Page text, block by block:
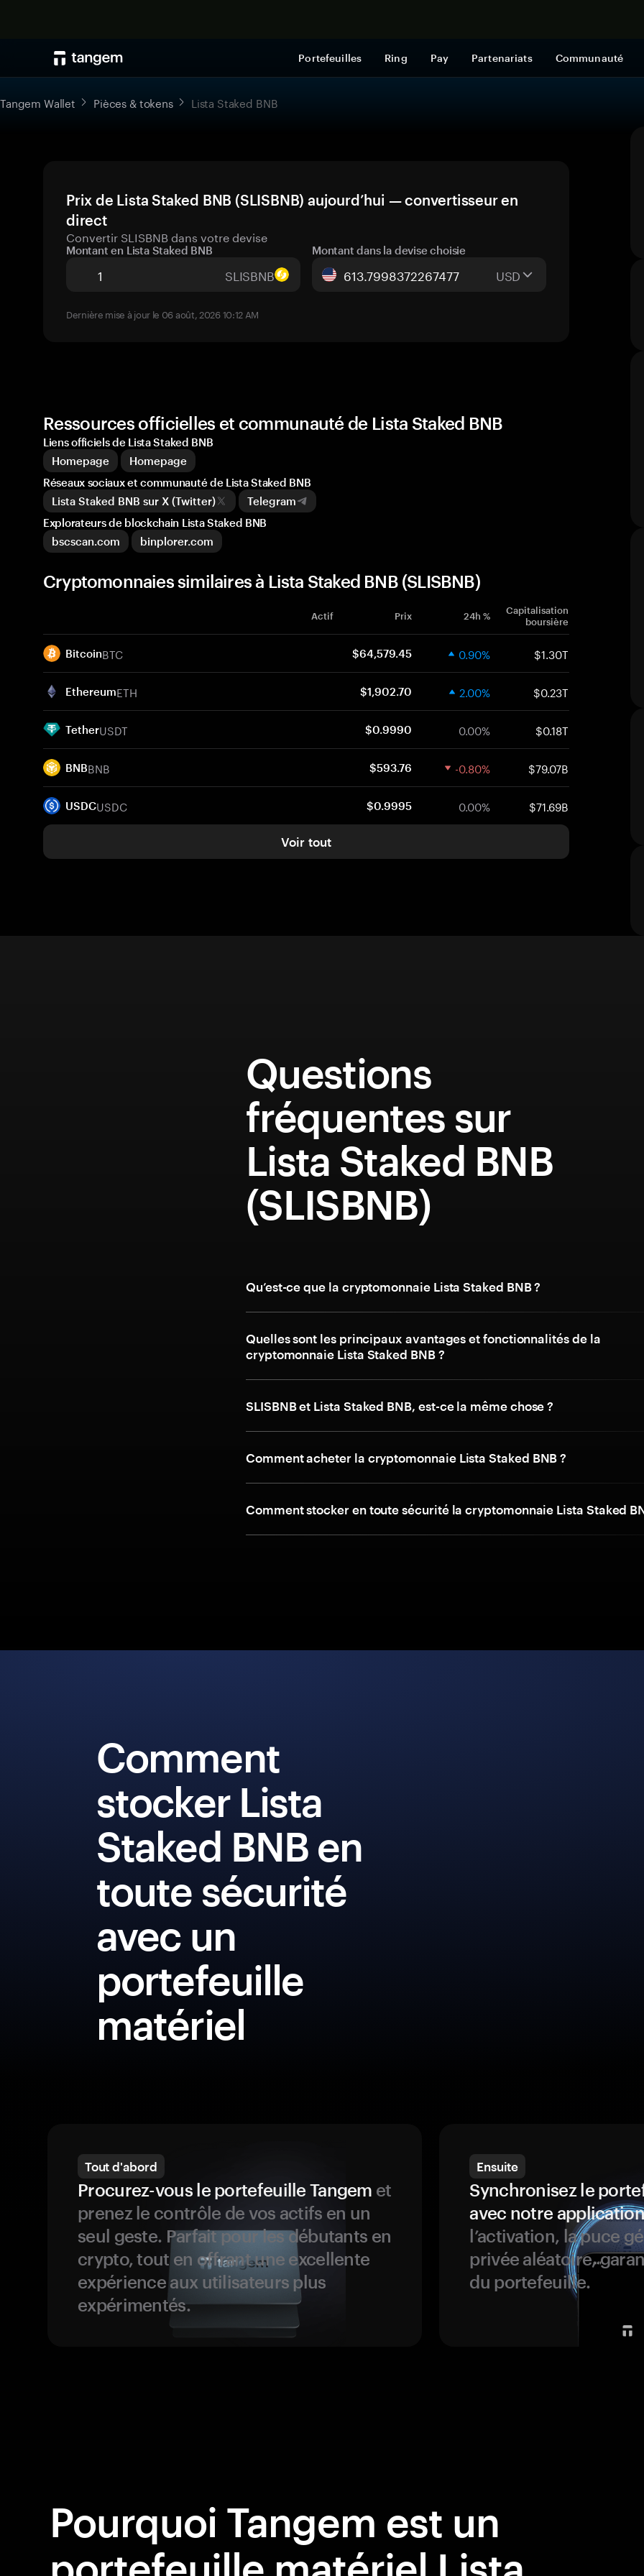
Portefeuilles Ring Pay Partenariats Communauté
Tangem Wallet Pièces & tokens Lista Staked BNB
Prix de Lista Staked BNB (SLISBNB) aujourd’hui — convertisseur en
direct
Convertir SLISBNB dans votre devise
Montant en Lista Staked BNB
SLISBNB
Montant dans la devise choisie
USD
Dernière mise à jour le 06 août, 2026 10:12 AM
Ressources officielles et communauté de Lista Staked BNB
Liens officiels de Lista Staked BNB
Homepage
Homepage
Réseaux sociaux et communauté de Lista Staked BNB
Lista Staked BNB sur X (Twitter)
Telegram
Explorateurs de blockchain Lista Staked BNB
bscscan.com
binplorer.com
Cryptomonnaies similaires à Lista Staked BNB (SLISBNB)
Actif Prix 24h %
Capitalisation
boursière
BitcoinBTC $64,579.45 0.90% $1.30T
EthereumETH $1,902.70 2.00% $0.23T
TetherUSDT $0.9990 0.00% $0.18T
BNBBNB $593.76 -0.80% $79.07B
USDCUSDC $0.9995 0.00% $71.69B
Voir tout
Questions
fréquentes sur
Lista Staked BNB
(SLISBNB)
Qu’est-ce que la cryptomonnaie Lista Staked BNB ?
Quelles sont les principaux avantages et fonctionnalités de la
cryptomonnaie Lista Staked BNB ?
SLISBNB et Lista Staked BNB, est-ce la même chose ?
Comment acheter la cryptomonnaie Lista Staked BNB ?
Comment stocker en toute sécurité la cryptomonnaie Lista Staked
Comment
stocker Lista
Staked BNB en
toute sécurité
avec un
portefeuille
matériel
Tout d'abord
Procurez-vous le portefeuille Tangem et
prenez le contrôle de vos actifs en un
seul geste. Parfait pour les débutants en
crypto, tout en offrant une excellente
expérience aux utilisateurs plus
expérimentés.
Ensuite
Synchronisez le
avec notre
l’activation, la puce
privée aléatoire,
du portefeuille.
Pourquoi Tangem est un